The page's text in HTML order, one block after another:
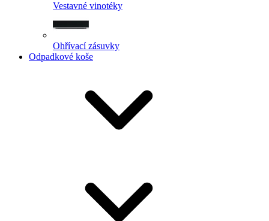
Vestavné vinotéky
Ohřívací zásuvky
Odpadkové koše